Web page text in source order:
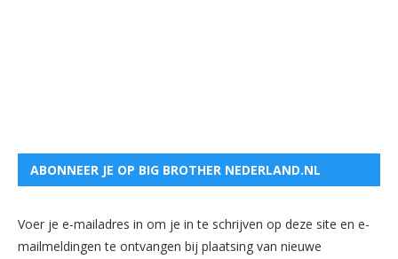
ABONNEER JE OP BIG BROTHER NEDERLAND.NL
Voer je e-mailadres in om je in te schrijven op deze site en e-
mailmeldingen te ontvangen bij plaatsing van nieuwe